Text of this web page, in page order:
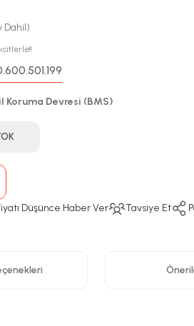
Dahil)
Koruma Devresi (BMS)
Düşünce Haber Ver Tavsiye Et